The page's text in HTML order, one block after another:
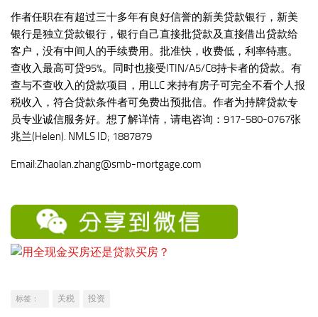
作者任职在有超过三十多年有良好信誉的新美贷款银行，新美
银行是独立贷款银行，银行自己直接批贷款及直接借出贷款给
客户，没有中间人的手续费用。批准快，收费低，利率特惠。
查收入最高可贷95%。同时也接受ITIN/A5/C8持卡者的贷款。有
查与不查收入的贷款项目，用LLC 来持有房子可完全不看个人报
税收入，符合贷款条件者可免费出预批信。作者为持牌贷款专
员专业诚信服务好。想了解详情，请电咨询：917-580-0767张
兆兰(Helen). NMLS ID; 1887879
Email:Zhaolan.zhang@smb-mortgage.com
标签： 关税 投资